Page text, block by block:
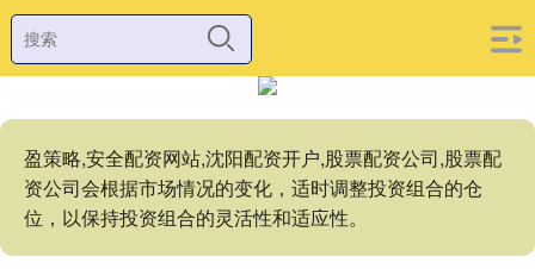
盈策略,安全配资网站,沈阳配资开户,股票配资公司,股票配
资公司会根据市场情况的变化，适时调整投资组合的仓
位，以保持投资组合的灵活性和适应性。